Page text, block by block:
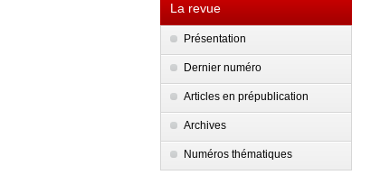
La revue
Présentation
Dernier numéro
Articles en prépublication
Archives
Numéros thématiques